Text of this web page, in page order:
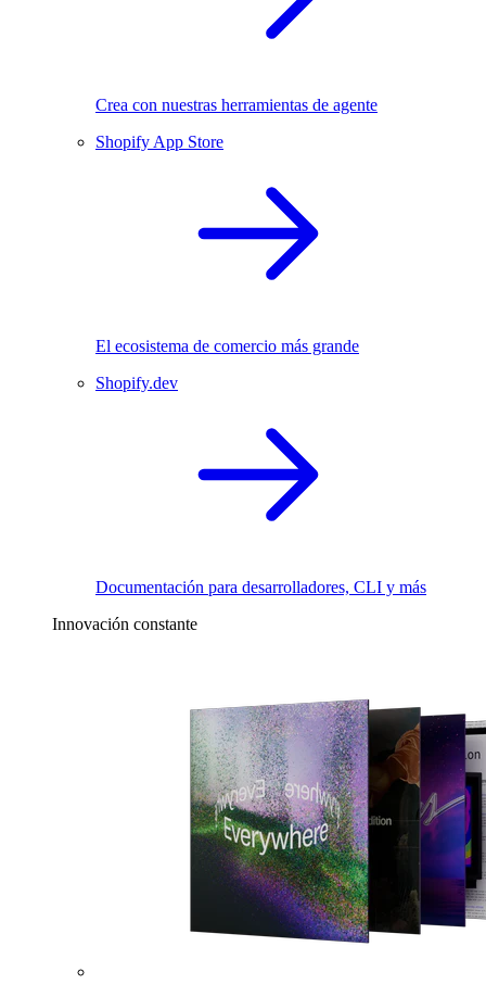
Crea con nuestras herramientas de agente
Shopify App Store
El ecosistema de comercio más grande
Shopify.dev
Documentación para desarrolladores, CLI y más
Innovación constante